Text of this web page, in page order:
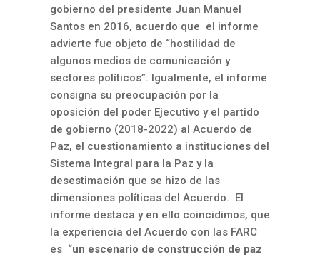
gobierno del presidente Juan Manuel
Santos en 2016, acuerdo que el informe
advierte fue objeto de “hostilidad de
algunos medios de comunicación y
sectores políticos”. Igualmente, el informe
consigna su preocupación por la
oposición del poder Ejecutivo y el partido
de gobierno (2018-2022) al Acuerdo de
Paz, el cuestionamiento a instituciones del
Sistema Integral para la Paz y la
desestimación que se hizo de las
dimensiones políticas del Acuerdo. El
informe destaca y en ello coincidimos, que
la experiencia del Acuerdo con las FARC
es “un escenario de construcción de paz